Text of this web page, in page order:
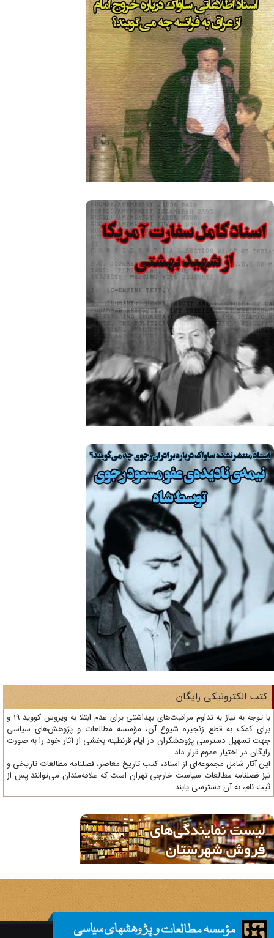
الکترونیکی رایگان
با توجه به نیاز به تداوم مراقبت‌های بهداشتی برای عدم ابتلا به ویروس کووید 19 و
کمک به قطع زنجیره شیوع آن، مؤسسه مطالعات و پژوهش‌های سیاسی
تسهیل دسترسی پژوهشگران در ایام قرنطینه بخشی از آثار خود را به صورت
در اختیار عموم قرار داد.
آثار شامل مجموعه‌ای از اسناد، کتب تاریخ معاصر، فصلنامه‌ مطالعات تاریخی و
فصلنامه مطالعات سیاست خارجی تهران است که علاقه‌مندان می‌توانند پس از
نام، به آن دسترسی یابند.